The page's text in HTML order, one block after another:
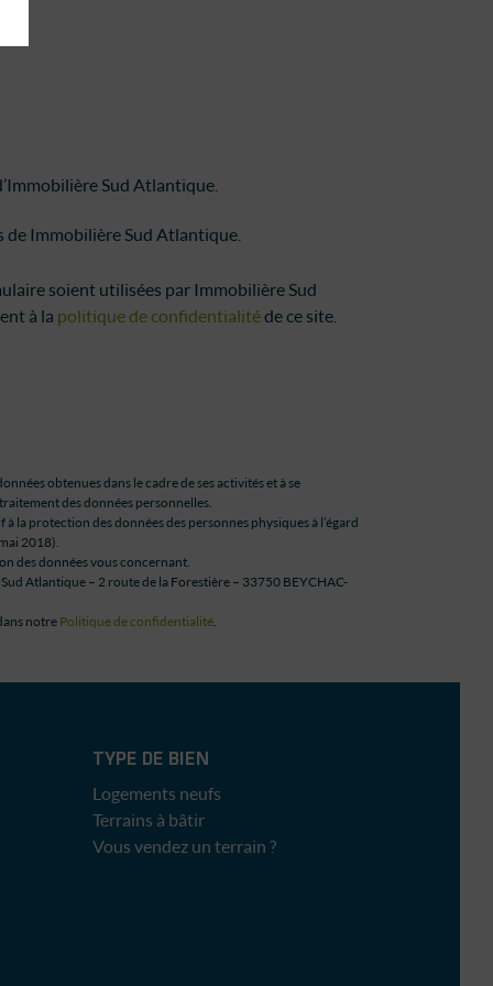
Sud Atlantique.
de Immobilière Sud Atlantique.
soient utilisées par Immobilière Sud
à la politique de confidentialitéde ce site.
obtenues dans le cadre de ses activités et à se
des données personnelles.
protection des données des personnes physiques à l’égard
2018).
des données vous concernant.
Atlantique – 2 route de la Forestière – 33750 BEYCHAC-
notre Politique de confidentialité.
TYPE DE BIEN
Logements neufs
Terrains à bâtir
Vous vendez un terrain ?